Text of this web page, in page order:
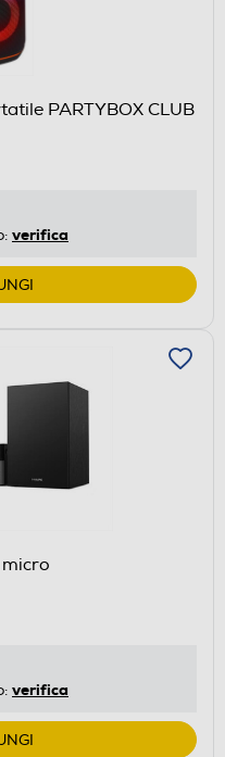
PARTYBOX CLUB
verifica
verifica